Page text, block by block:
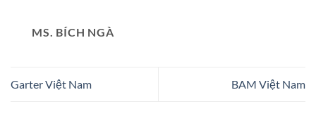
MS. BÍCH NGÀ
Garter Việt Nam BAM Việt Nam